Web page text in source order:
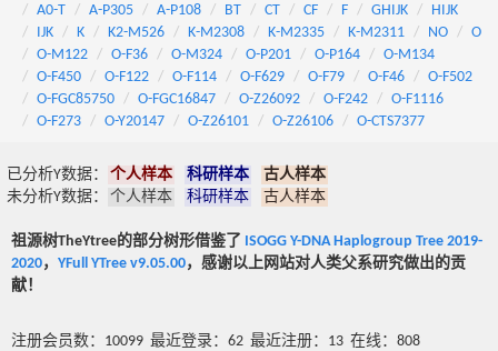
A0-T
A-P305 A-P108 BT CT CF F GHIJK
HIJK
IJK
K K2-M526 K-M2308 K-M2335 K-M2311 NO
O
O-M122
O-F36 O-M324 O-P201 O-P164
O-M134
O-F450
O-F122 O-F114 O-F629 O-F79 O-F46
O-F502
O-FGC85750
O-FGC16847 O-Z26092 O-F242
O-F1116
O-F273
O-Y20147 O-Z26101 O-Z26106 O-CTS7377
已分析Y数据： 个人样本 科研样本
古人样本
未分析Y数据：
个人样本 科研样本 古人样本
祖源树TheYtree的部分树形借鉴了 ISOGG Y-DNA Haplogroup Tree 2019-
2020， YFull YTree v9.05.00，感谢以上网站对人类父系研究做出的贡
献！
注册会员数：10099 最近登录：62 最近注册：13 在线：808